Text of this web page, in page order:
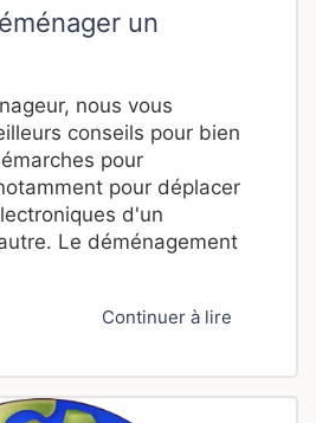
un
nous vous
conseils pour bien
pour
pour déplacer
d'un
Le déménagement
Continuer à lire